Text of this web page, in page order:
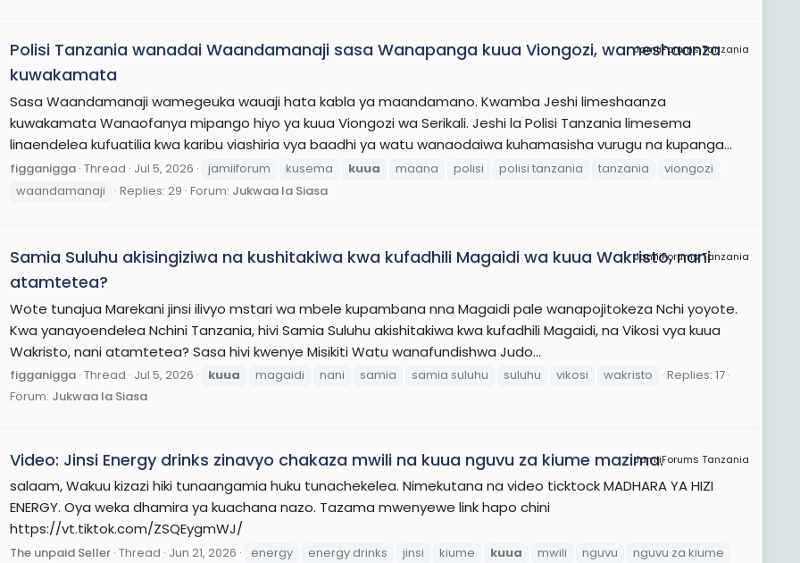
JamiiForums Tanzania
Polisi Tanzania wanadai Waandamanaji sasa Wanapanga kuua Viongozi, wameshaanza
kuwakamata
Sasa Waandamanaji wamegeuka wauaji hata kabla ya maandamano. Kwamba Jeshi limeshaanza
kuwakamata Wanaofanya mipango hiyo ya kuua Viongozi wa Serikali. Jeshi la Polisi Tanzania limesema
linaendelea kufuatilia kwa karibu viashiria vya baadhi ya watu wanaodaiwa kuhamasisha vurugu na kupanga...
figganigga Thread Jul 5, 2026 jamiiforum kusema kuua maana polisi polisi tanzania tanzania
viongozi
waandamanaji
Replies: 29 Forum: Jukwaa la Siasa
JamiiForums Tanzania
Samia Suluhu akisingiziwa na kushitakiwa kwa kufadhili Magaidi wa kuua Wakristo, nani
atamtetea?
Wote tunajua Marekani jinsi ilivyo mstari wa mbele kupambana nna Magaidi pale wanapojitokeza Nchi yoyote.
Kwa yanayoendelea Nchini Tanzania, hivi Samia Suluhu akishitakiwa kwa kufadhili Magaidi, na Vikosi vya kuua
Wakristo, nani atamtetea? Sasa hivi kwenye Misikiti Watu wanafundishwa Judo...
figganigga Thread Jul 5, 2026 kuua magaidi nani samia samia suluhu suluhu vikosi wakristo
Replies: 17
Forum: Jukwaa la Siasa
JamiiForums Tanzania
Video: Jinsi Energy drinks zinavyo chakaza mwili na kuua nguvu za kiume mazima.
salaam, Wakuu kizazi hiki tunaangamia huku tunachekelea. Nimekutana na video ticktock MADHARA YA HIZI
ENERGY. Oya weka dhamira ya kuachana nazo. Tazama mwenyewe link hapo chini
https://vt.tiktok.com/ZSQEygmWJ/
The unpaid Seller Thread Jun 21, 2026 energy energy drinks jinsi kiume kuua mwili nguvu
nguvu za kiume